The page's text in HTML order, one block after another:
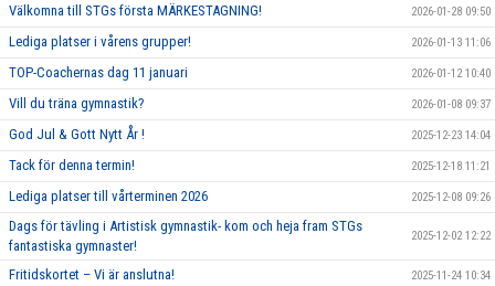
Välkomna till STGs första MÄRKESTAGNING! 2026-01-28 09:50
Lediga platser i vårens grupper! 2026-01-13 11:06
TOP-Coachernas dag 11 januari 2026-01-12 10:40
Vill du träna gymnastik? 2026-01-08 09:37
God Jul & Gott Nytt År ! 2025-12-23 14:04
Tack för denna termin! 2025-12-18 11:21
Lediga platser till vårterminen 2026 2025-12-08 09:26
Dags för tävling i Artistisk gymnastik- kom och heja fram STGs
fantastiska gymnaster!
2025-12-02 12:22
Fritidskortet – Vi är anslutna! 2025-11-24 10:34